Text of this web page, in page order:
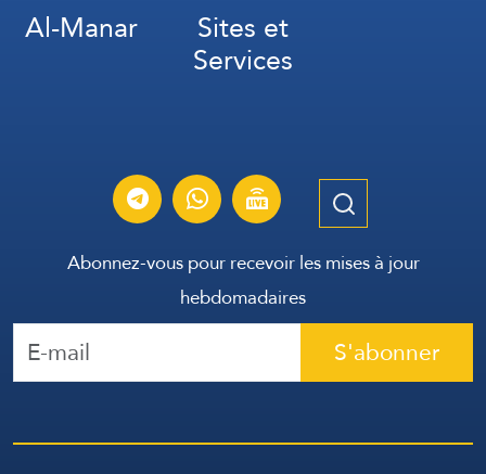
Al-Manar Sites et
Services
Abonnez-vous pour recevoir les mises à jour
hebdomadaires
S'abonner